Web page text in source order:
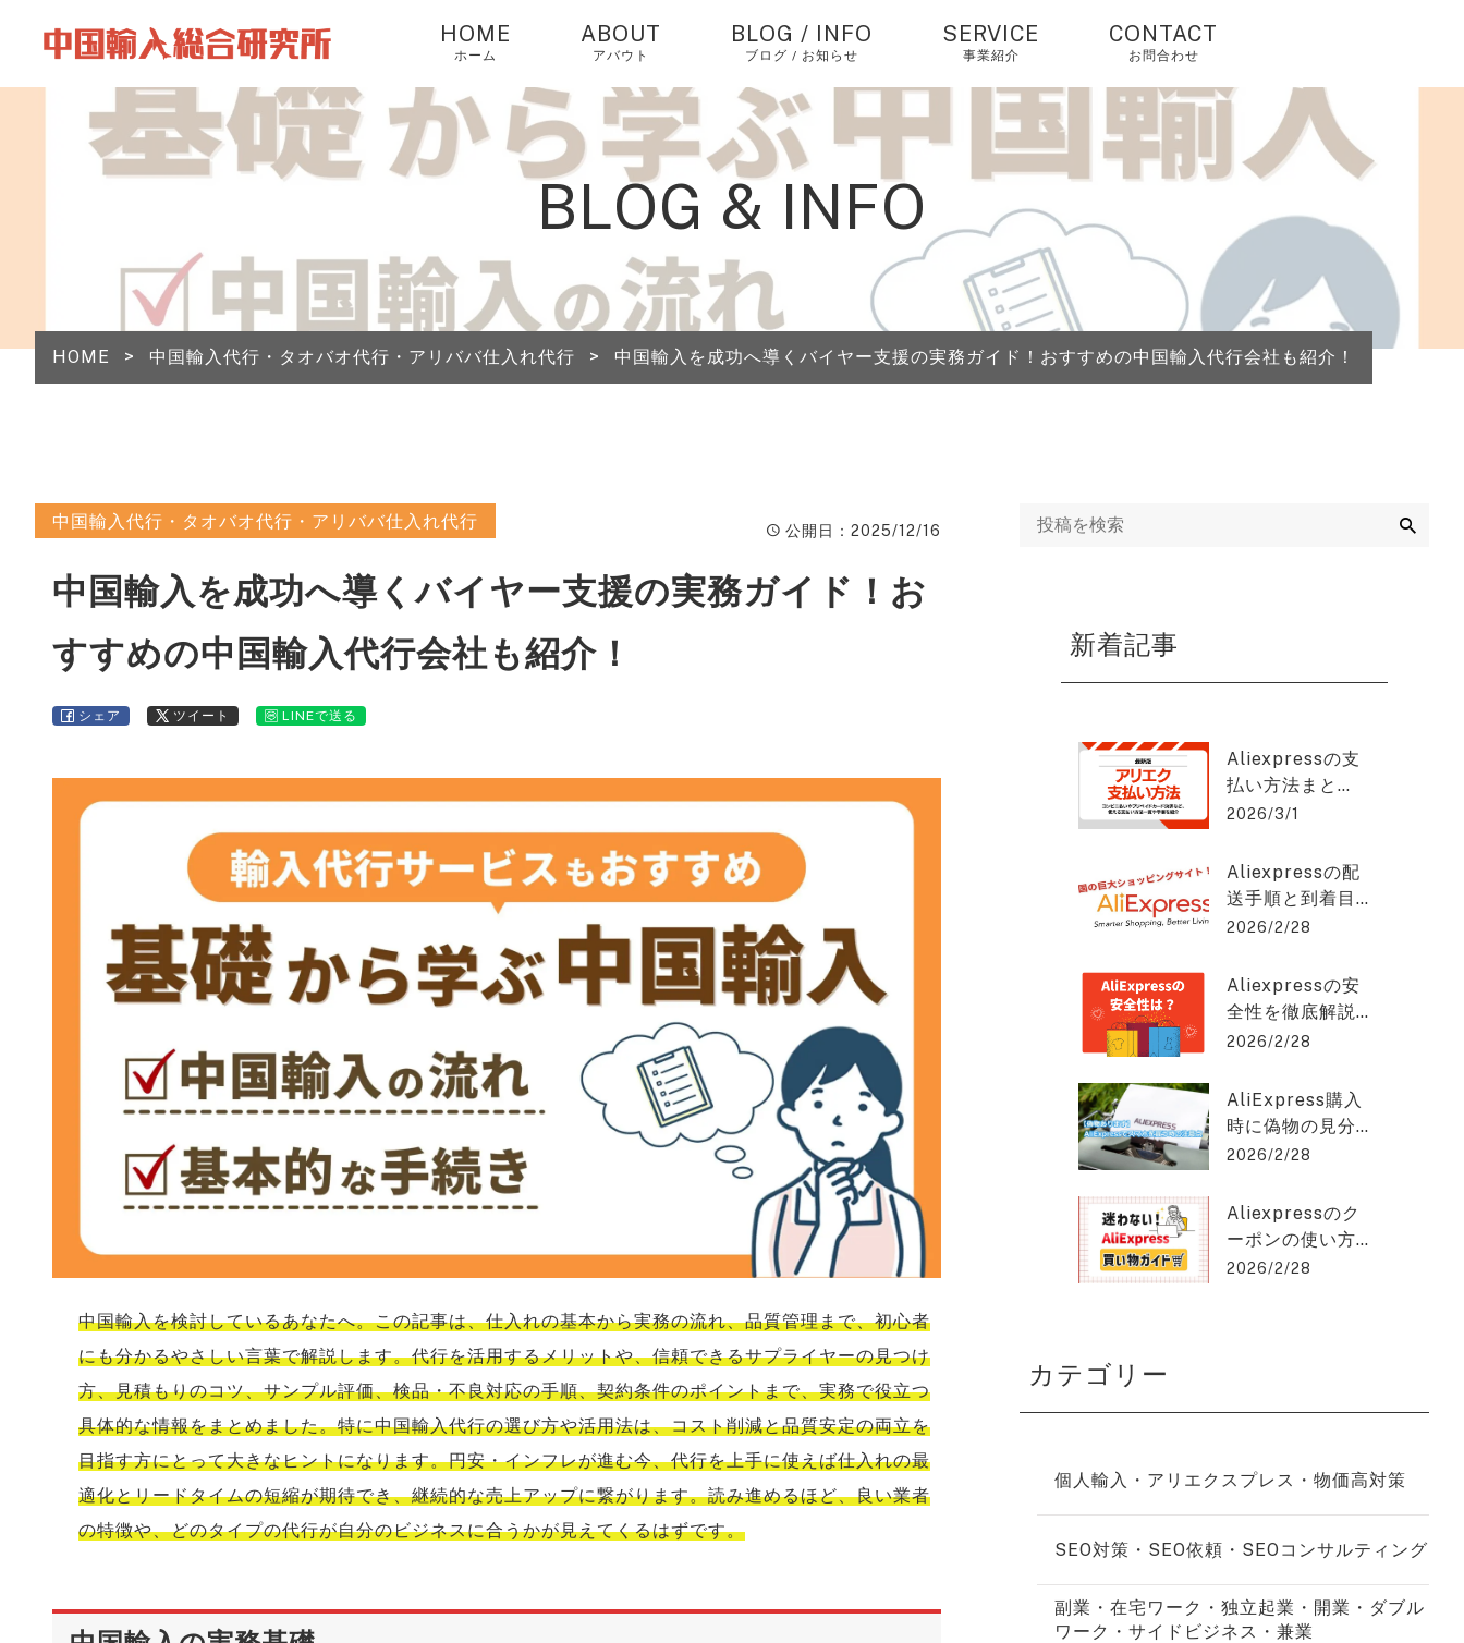
HOME
ホーム
ABOUT
アバウト
BLOG / INFO
ブログ / お知らせ
お知らせ
コラム
SERVICE
事業紹介
中国輸入代行・タオ
個人輸入代行・アリ
エクスプレス（当社
経由で2%OFF）
中国OEM・OEM代行
ング広告運用・WEB
SEO対策・SEOコン
Chat GPT稼ぎの達人
CONTACT
お問合わせ
BLOG & INFO
HOME > 中国輸入代行・タオバオ代行・アリババ仕入れ代行 > 中国輸入を成功へ導くバイヤー支援の実務ガイド！おすすめの中国輸入代行会社も紹介！
中国輸入代行・タオバオ代行・アリババ仕入れ代行 公開日 ：2025/12/16
中国輸入を成功へ導くバイヤー支援の実務ガイド！お
すすめの中国輸入代行会社も紹介！
シェア ツイート LINEで送る
中国輸入を検討しているあなたへ。この記事は、仕入れの基本から実務の流れ、品質管理まで、初心者
にも分かるやさしい言葉で解説します。代行を活用するメリットや、信頼できるサプライヤーの見つけ
方、見積もりのコツ、サンプル評価、検品・不良対応の手順、契約条件のポイントまで、実務で役立つ
具体的な情報をまとめました。特に中国輸入代行の選び方や活用法は、コスト削減と品質安定の両立を
目指す方にとって大きなヒントになります。円安・インフレが進む今、代行を上手に使えば仕入れの最
適化とリードタイムの短縮が期待でき、継続的な売上アップに繋がります。読み進めるほど、良い業者
の特徴や、どのタイプの代行が自分のビジネスに合うかが見えてくるはずです。
新着記事
Aliexpressの支
払い方法まと
め：安全に使う
は？アリエクス
プレスを2%OFF
で購入できる方
2026/3/1
Aliexpressの配
送手順と到着目
安をわかりやす
クスプレスを2%
OFFで購入でき
2026/2/28
Aliexpressの安
全性を徹底解説
｜信頼できる購
は？アリエクス
プレスを2%OFF
2026/2/28
AliExpress購入
時に偽物の見分
け方と安く買う
エクスプレスを
2%OFFで購入で
2026/2/28
Aliexpressのク
ーポンの使い方
を徹底解説！保
2026/2/28
カテゴリー
個人輸入・アリエクスプレス・物価高対策
SEO対策・SEO依頼・SEOコンサルティング
副業・在宅ワーク・独立起業・開業・ダブル
ワーク・サイドビジネス・兼業